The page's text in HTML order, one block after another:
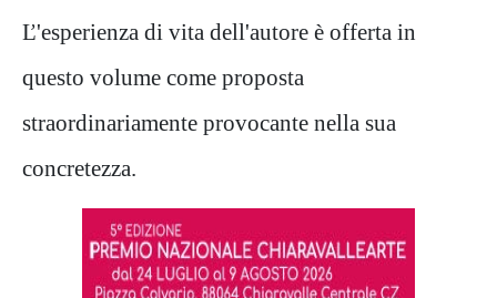
Ľ'esperienza di vita dell'autore è offerta in
questo volume come proposta
straordinariamente provocante nella sua
concretezza.